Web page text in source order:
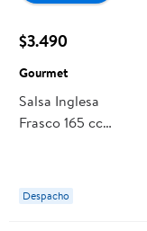
$3.490
Gourmet
Salsa Inglesa
Frasco 165 cc
Despacho